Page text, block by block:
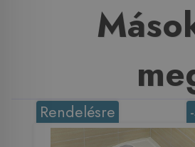
Rendelésre